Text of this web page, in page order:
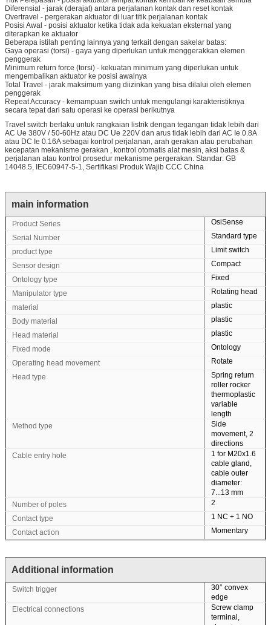
Diferensial - jarak (derajat) antara perjalanan kontak dan reset kontak
Overtravel - pergerakan aktuator di luar titik perjalanan kontak
Posisi Awal - posisi aktuator ketika tidak ada kekuatan eksternal yang
diterapkan ke aktuator
Beberapa istilah penting lainnya yang terkait dengan sakelar batas:
Gaya operasi (torsi) - gaya yang diperlukan untuk menggerakkan elemen
penggerak
Minimum return force (torsi) - kekuatan minimum yang diperlukan untuk
mengembalikan aktuator ke posisi awalnya
Total Travel - jarak maksimum yang diizinkan yang bisa dilalui oleh elemen
penggerak
Repeat Accuracy - kemampuan switch untuk mengulangi karakteristiknya
secara tepat dari satu operasi ke operasi berikutnya
Travel switch berlaku untuk rangkaian listrik dengan tegangan tidak lebih dari
AC Ue 380V / 50-60Hz atau DC Ue 220V dan arus tidak lebih dari AC Ie 0.8A
atau DC Ie 0.16A sebagai kontrol perjalanan, arah gerakan atau perubahan
kecepatan mekanisme gerakan , kontrol otomatis alat mesin, aksi batas &
perjalanan atau kontrol prosedur mekanisme pergerakan. Standar: GB
14048.5, IEC60947-5-1, Sertifikasi Produk Wajib CCC China
main information
Product Series
OsiSense
Serial Number
Standard type
product type
Limit switch
Sensor design
Compact
Ontology type
Fixed
Manipulator type
Rotating head
material
plastic
Body material
plastic
Head material
plastic
Fixed mode
Ontology
Operating head movement
Rotate
Head type
Spring return
roller rocker
thermoplastic
variable
length
Method type
Side
movement, 2
directions
Cable entry hole
1 for M20x1.6
cable gland,
cable outer
diameter:
7...13 mm
Number of poles
2
Contact type
1 NC + 1 NO
Contact action
Momentary
Additional information
Switch trigger
30° convex
edge
Electrical connections
Screw clamp
terminal,